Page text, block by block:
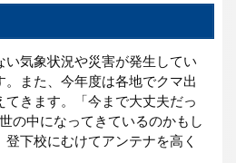
い気象状況や災害が発生してい
。また、今年度は各地でクマ出
きます。「今まで大丈夫だっ
の中になってきているのかもし
下校にむけてアンテナを高く